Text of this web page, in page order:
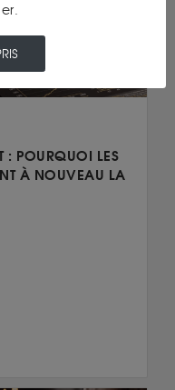
: POURQUOI LES
À NOUVEAU LA